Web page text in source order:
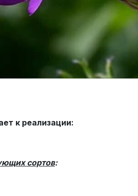
к реализации:
сортов: